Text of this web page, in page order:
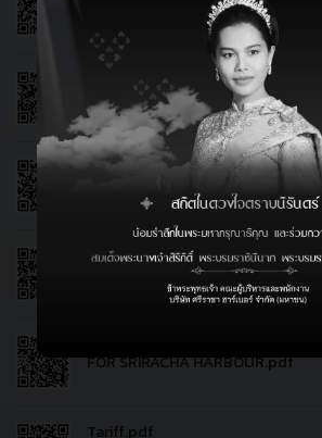
เข้าออกพื้นที่ท่าเทียบเรือ ( ใช้ได้จนถึง
ออก ).pdf
คำร้องขอเช่าเรือบริการ.pdf
แบบฟอร์มการขอเข้าเยี่ยมชมกิจการ
BERTH - SAILING APPLICATION
SRIRACHA HARBOUR.pdf
FOR SRIRACHA HARBOUR.pdf
Tariff.pdf